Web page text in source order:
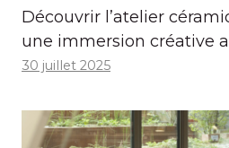
Découvrir l’atelier
une immersion créative
30 juillet 2025